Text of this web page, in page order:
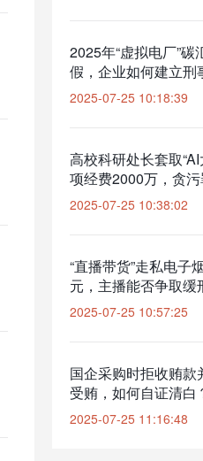
2025年“虚拟电厂”碳
假，企业如何建立刑
2025-07-25 10:18:39
高校科研处长套取
项经费2000万，贪
2025-07-25 10:38:02
“直播带货”走私电子
元，主播能否争取缓
2025-07-25 10:57:25
国企采购时拒收贿款
受贿，如何自证清白
吗？​
2025-07-25 11:16:48